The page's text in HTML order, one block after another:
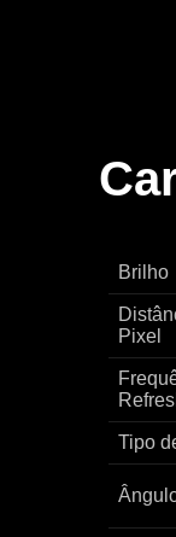
Brilho
Pixel
Tipo